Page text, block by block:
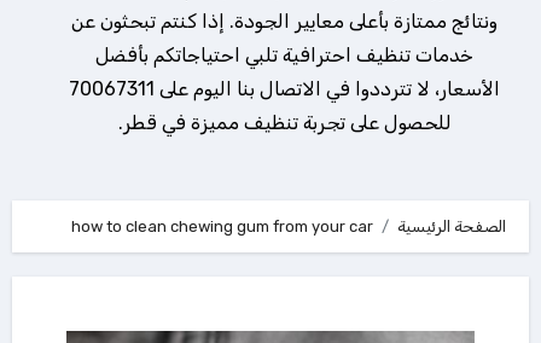
ونتائج ممتازة بأعلى معايير الجودة. إذا كنتم تبحثون عن
خدمات تنظيف احترافية تلبي احتياجاتكم بأفضل
الأسعار، لا تترددوا في الاتصال بنا اليوم على 70067311
للحصول على تجربة تنظيف مميزة في قطر.
الصفحة الرئيسية how to clean chewing gum from your car